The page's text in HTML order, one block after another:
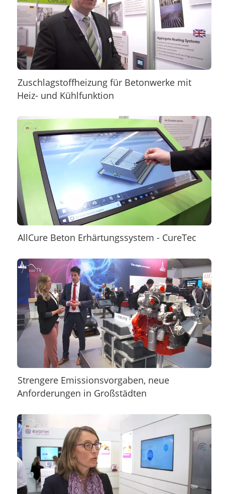
Zuschlagstoffheizung für Betonwerke mit
Heiz- und Kühlfunktion
AllCure Beton Erhärtungssystem - CureTec
Strengere Emissionsvorgaben, neue
Anforderungen in Großstädten